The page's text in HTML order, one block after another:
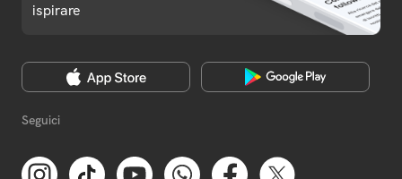
ispirare
Seguici